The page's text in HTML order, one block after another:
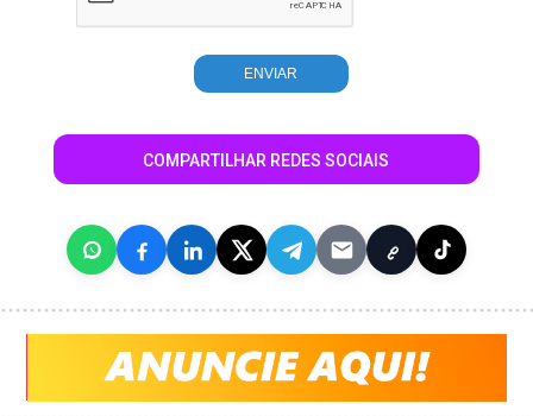
COMPARTILHAR REDES SOCIAIS